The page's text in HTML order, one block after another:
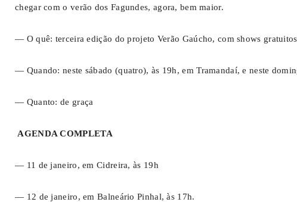
chegar com o verão dos Fagundes, agora, bem maior.
— O quê: terceira edição do projeto Verão Gaúcho, com shows
— Quando: neste sábado (quatro), às 19h, em Tramandaí, e neste
— Quanto: de graça
AGENDA COMPLETA
— 11 de janeiro, em Cidreira, às 19h
— 12 de janeiro, em Balneário Pinhal, às 17h.